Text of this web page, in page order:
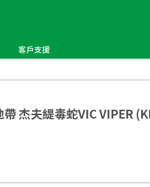
客戶支援
帶 杰夫緹毒蛇VIC VIPER